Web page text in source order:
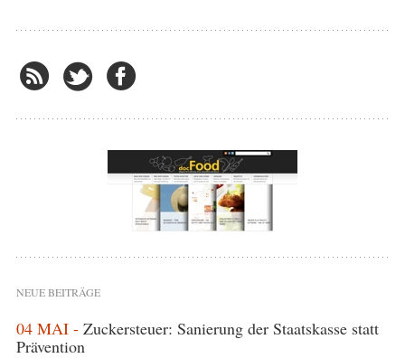
NEUE BEITRÄGE
04 MAI - Zuckersteuer: Sanierung der Staatskasse statt
Prävention